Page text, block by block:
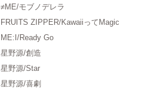
≠ME/モブノデレラ
FRUITS ZIPPER/KawaiiってMagic
ME:I/Ready Go
星野源/創造
星野源/Star
星野源/喜劇